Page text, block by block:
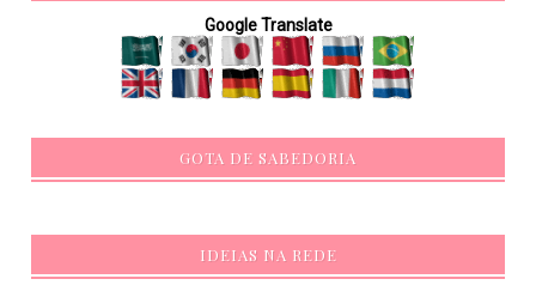
Google Translate
GOTA DE SABEDORIA
IDEIAS NA REDE